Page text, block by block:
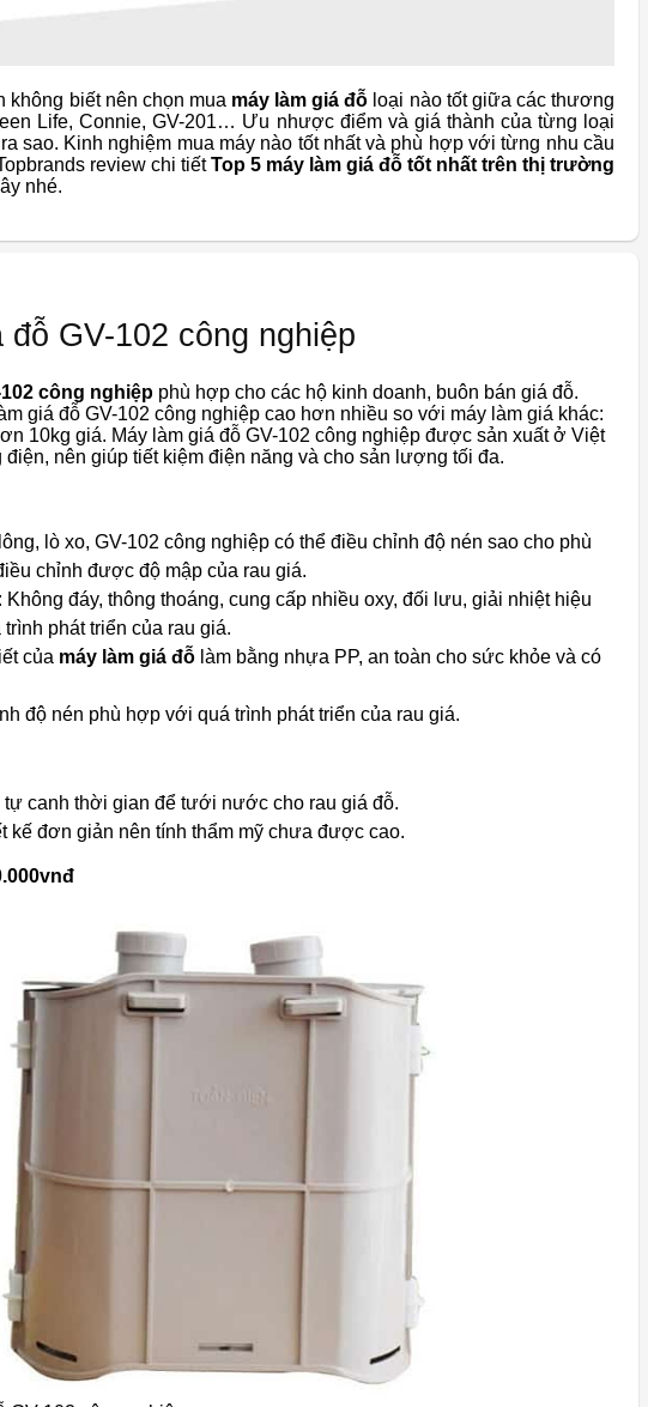
không biết nên chọn mua máy làm giá đỗ loại nào tốt giữa các thương
Life, Connie, GV-201… Ưu nhược điểm và giá thành của từng loại
sao. Kinh nghiệm mua máy nào tốt nhất và phù hợp với từng nhu cầu
review chi tiếtTop 5 máy làm giá đỗ tốt nhất trên thị trường
nhé.
đỗ GV-102 công nghiệp
102 công nghiệp phù hợp cho các hộ kinh doanh, buôn bán giá đỗ.
giá đỗ GV-102 công nghiệp cao hơn nhiều so với máy làm giá khác:
10kg giá. Máy làm giá đỗ GV-102 công nghiệp được sản xuất ở Việt
điện, nên giúp tiết kiệm điện năng và cho sản lượng tối đa.
lò xo, GV-102 công nghiệp có thể điều chỉnh độ nén sao cho phù
chỉnh được độ mập của rau giá.
Không đáy, thông thoáng, cung cấp nhiều oxy, đối lưu, giải nhiệt hiệu
phát triển của rau giá.
của máy làm giá đỗ làm bằng nhựa PP, an toàn cho sức khỏe và có
độ nén phù hợp với quá trình phát triển của rau giá.
canh thời gian để tưới nước cho rau giá đỗ.
kế đơn giản nên tính thẩm mỹ chưa được cao.